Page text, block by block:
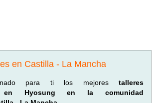
en Castilla - La Mancha
para ti los mejores talleres
en Hyosung en la comunidad